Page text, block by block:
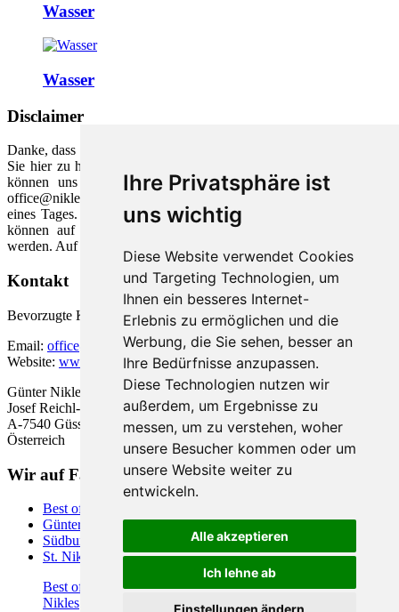
Ihre Privatsphäre ist
uns wichtig
Diese Website verwendet Cookies
und Targeting Technologien, um
Ihnen ein besseres Internet-
Erlebnis zu ermöglichen und die
Werbung, die Sie sehen, besser an
Ihre Bedürfnisse anzupassen.
Diese Technologien nutzen wir
außerdem, um Ergebnisse zu
messen, um zu verstehen, woher
unsere Besucher kommen oder um
unsere Website weiter zu
entwickeln.
Alle akzeptieren
Ich lehne ab
Einstellungen ändern
Wasser
Wasser
Disclaimer
Danke, dass Sie unsere Webseite ausgewählt haben. Wir freuen uns,
Sie hier zu haben und möchten unser Wissen mit Ihnen teilen. Sie
können uns gerne zu verschiedenen Themen unter der Email
office@nikles.net schreiben. Wir ant­worten in der Regel innerhalb
eines Tages. Die meisten Bilddateien sind aus eigener Quelle und
können auf Anfrage kostenlos für eigene Webseiten verwendet
werden. Auf Wunsch auch in höherer Auflösung.
Kontakt
Bevorzugte Kontaktaufnahme ist Email.
Email: office@nikles.net
Website: www.nikles.net
Günter Nikles,
Josef Reichl-Straße 17a/7,
A-7540 Güssing
Österreich
Wir auf Facebook
Best of Vienna
Günter Nikles auf Facebook
Südburgenland auf Facebook
St. Nikolaus auf Facebook
Best of Ungarn-Eisenstadt-Güssing-Jakobsweg-Photos
Nikles
Oberpullendorf- Oberwart Pinkafeld